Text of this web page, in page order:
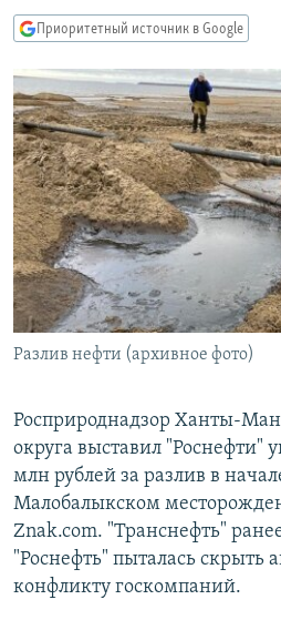
Вернутся
поиску
КАВКАЗ.РЕАЛИИ
СЕВЕР.РЕАЛИИ
СИБИРЬ.РЕАЛИИ
РАСПИСАНИЕ ВЕЩАНИЯ
ПОДПИШИТЕСЬ НА
СОЦИАЛЬНЫЕ СЕТИ
Все сайты РСЕ/РС
Приоритетный источник в Google
Разлив нефти (архивное фото)
Росприроднадзор Ханты-
округа выставил "Роснефти"
млн рублей за разлив в
Малобалыкском
Znak.com. "Транснефть"
"Роснефть" пыталась скрыть
конфликту госкомпаний.